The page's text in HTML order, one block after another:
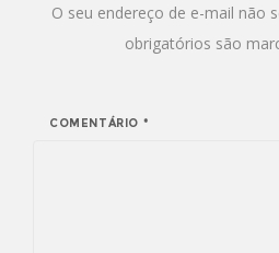
O seu endereço de e-mail não
obrigatórios são
COMENTÁRIO *